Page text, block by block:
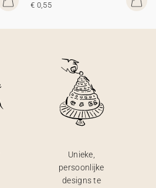
€ 0,55
Unieke,
persoonlijke
designs te